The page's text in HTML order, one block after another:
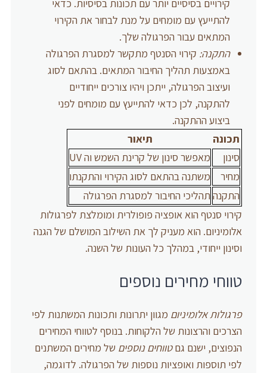
קירויים בסיסיים יותר עם תכונות בסיסיות. כדאי
להתייעץ עם מומחים על מנת לבחור את הקירוי
המתאים עבור הפרגולה שלך.
התקנה: קירוי הסנטף מתקשר למסגרת הפרגולה
באמצעות תהליך החיבור המתאים. בהתאם לסוג
ועיצוב הפרגולה, ייתכן ויהיו צורכים ייחודיים
להתקנה, לכן כדאי להתייעץ עם מומחים לפני
ביצוע ההתקנה.
תכונה
תיאור
סינון
מאפשר סינון של קרינת השמש וה UV
מחיר
משתנה בהתאם לסוג הקירוי והתקנתו
התקנה תהליכי החיבור למסגרת הפרגולה
קירוי סנטף הוא אופציה פופולרית ומומלצת לפרגולות
אלומיניום. הוא מעניק לך את השילוב המושלם של הגנה
וסינון ייחודי, במהלך כל העונות של השנה.
טווחי מחירים נוספים
פרגולות אלומיניום מגוון יתרונות ותכונות המשתנות לפי
הצרכים והרצונות של הלקוחות. בנוסף לטווחי המחירים
הנפוצים, ישנם גםטווחים נוספים של מחירים המשתנים
לפי תוספות ואופציות נוספות של הפרגולה. לדוגמה,